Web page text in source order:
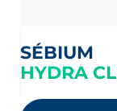
SÉBIUM
HYDRA